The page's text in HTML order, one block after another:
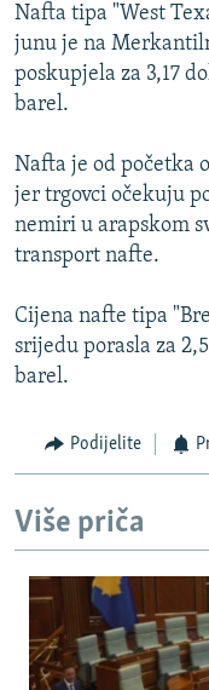
ISPRIČAJ MI
DNEVNO@RSE
SPECIJALI RSE
VIŠE OD NASLOVA
GENOCID U SREBRENICI
POPLAVE I KLIZIŠTA U
POST SCRIPTUM
MOJA EVROPA
NASTANAK I RASPAD
PRATITE NAS
Nafta tipa "West
junu je na
poskupjela za 3,17
barel.
Nafta je od početka
jer trgovci očekuju
nemiri u arapskom
transport nafte.
Cijena nafte tipa
srijedu porasla za
barel.
Podijelite
Više priča